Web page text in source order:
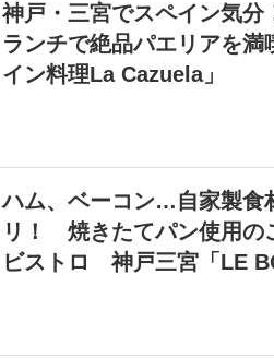
神戸・三宮でスペイン気
ランチで絶品パエリアを満
イン料理La Cazuela」
ハム、ベーコン…自家製食
リ！ 焼きたてパン使用の
ビストロ 神戸三宮「LE